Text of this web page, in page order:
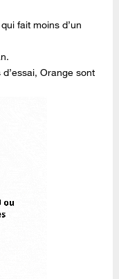
fait moins d’un
Orange sont